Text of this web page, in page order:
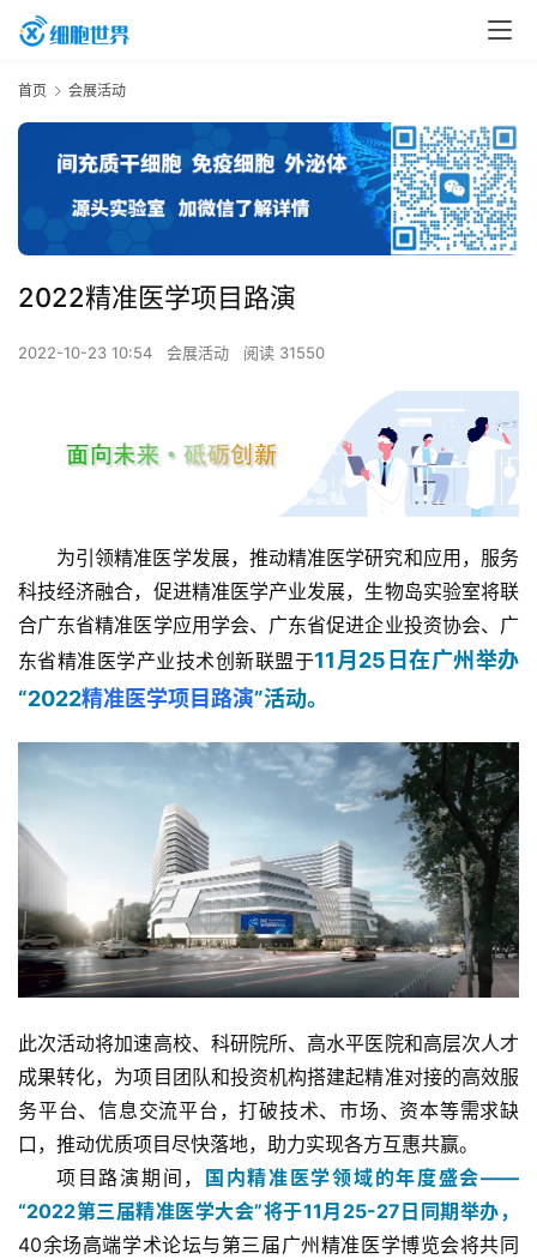
首页 会展活动
2022精准医学项目路演
2022-10-23 10:54 会展活动 阅读 31550
为引领精准医学发展，推动精准医学研究和应用，服务
科技经济融合，促进精准医学产业发展，生物岛实验室将联
合广东省精准医学应用学会、广东省促进企业投资协会、广
东省精准医学产业技术创新联盟于11月25日在广州举办
“2022精准医学项目路演”活动。
此次活动将加速高校、科研院所、高水平医院和高层次人才
成果转化，为项目团队和投资机构搭建起精准对接的高效服
务平台、信息交流平台，打破技术、市场、资本等需求缺
口，推动优质项目尽快落地，助力实现各方互惠共赢。
项目路演期间，
国内精准医学领域的年度盛会——
“2022第三届精准医学大会”将于11月25-27日同期举办，
40余场高端学术论坛与第三届广州精准医学博览会将共同